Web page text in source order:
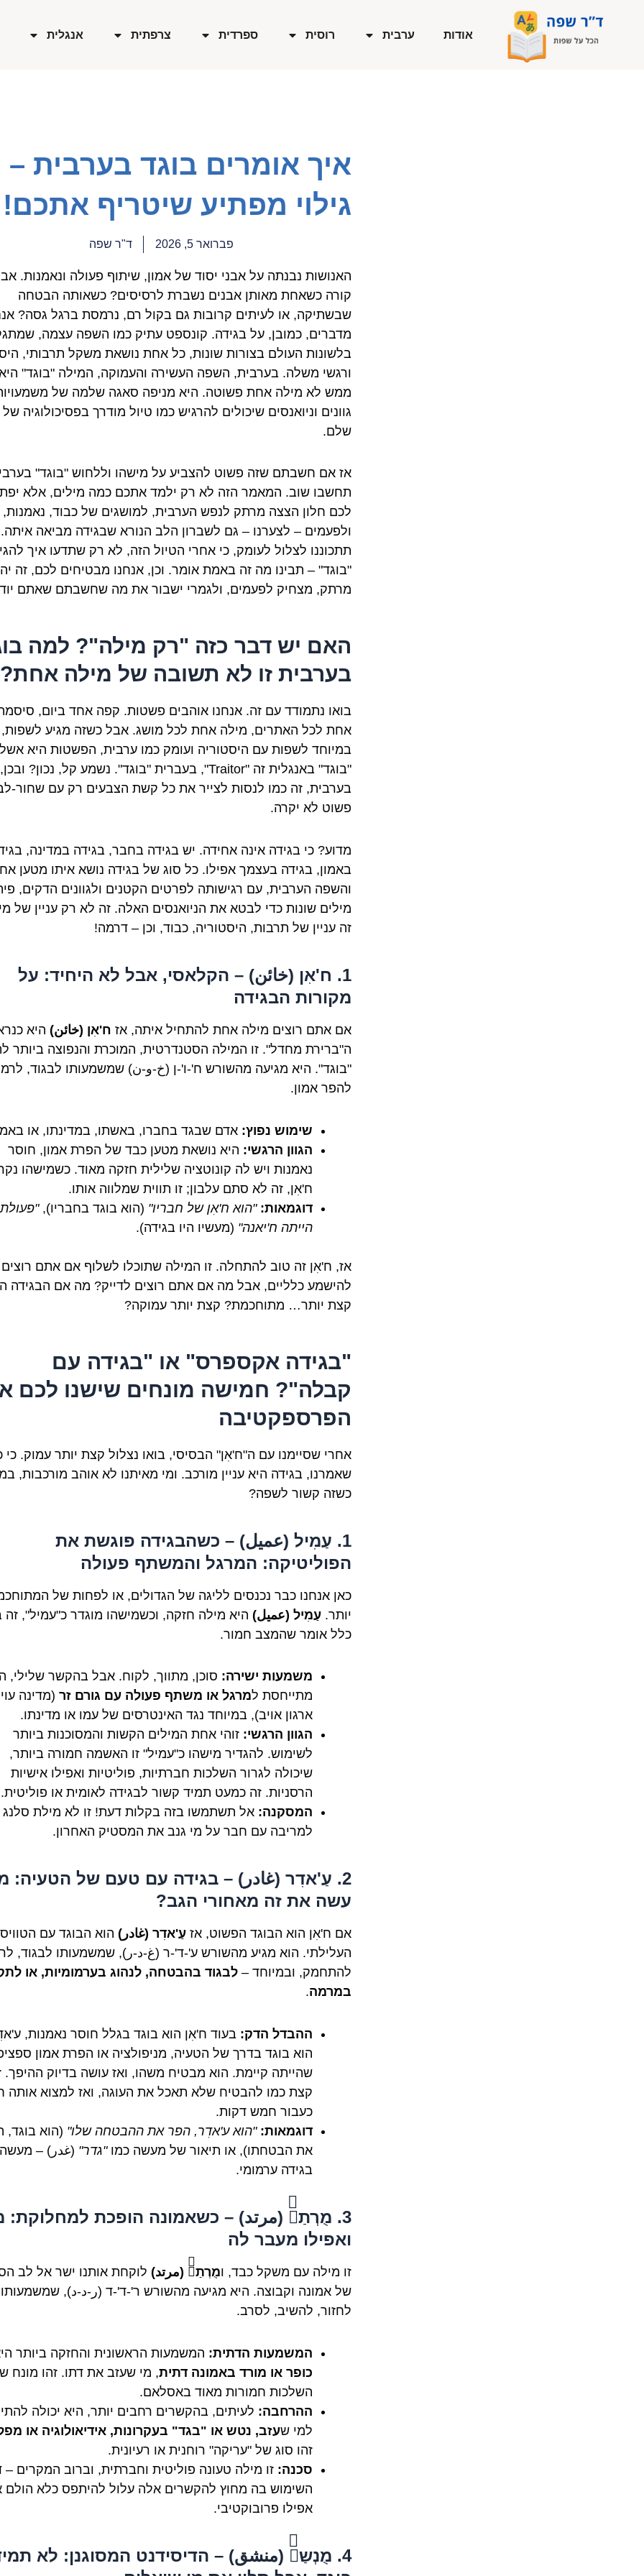
אודות ערבית רוסית ספרדית צרפתית אנגלית
איך אומרים בוגד בערבית –
גילוי מפתיע שיטריף אתכם!
פברואר 5, 2026 ד"ר שפה
האנושות נבנתה על אבני יסוד של אמון, שיתוף פעולה ונאמנות.
קורה כשאחת מאותן אבנים נשברת לרסיסים? כשאותה הבטחה
שבשתיקה, או לעיתים קרובות גם בקול רם, נרמסת ברגל גסה?
מדברים, כמובן, על בגידה. קונספט עתיק כמו השפה עצמה,
בלשונות העולם בצורות שונות, כל אחת נושאת משקל תרבותי,
ורגשי משלה. בערבית, השפה העשירה והעמוקה, המילה "בוגד"
ממש לא מילה אחת פשוטה. היא מניפה סאגה שלמה של
גוונים וניואנסים שיכולים להרגיש כמו טיול מודרך בפסיכולוגיה
שלם.
אז אם חשבתם שזה פשוט להצביע על מישהו וללחוש "בוגד"
תחשבו שוב. המאמר הזה לא רק ילמד אתכם כמה מילים, אלא
לכם חלון הצצה מרתק לנפש הערבית, למושגים של כבוד, נאמנות,
ולפעמים – לצערנו – גם לשברון הלב הנורא שבגידה מביאה איתה.
תתכוננו לצלול לעומק, כי אחרי הטיול הזה, לא רק שתדעו איך
"בוגד" – תבינו מה זה באמת אומר. וכן, אנחנו מבטיחים לכם, זה
מרתק, מצחיק לפעמים, ולגמרי ישבור את מה שחשבתם שאתם
האם יש דבר כזה "רק מילה"? למה
בערבית זו לא תשובה של מילה אחת?
בואו נתמודד עם זה. אנחנו אוהבים פשטות. קפה אחד ביום,
אחת לכל האתרים, מילה אחת לכל מושג. אבל כשזה מגיע לשפות,
במיוחד לשפות עם היסטוריה ועומק כמו ערבית, הפשטות היא
"בוגד" באנגלית זה "Traitor", בעברית "בוגד". נשמע קל, נכון? ובכן,
בערבית, זה כמו לנסות לצייר את כל קשת הצבעים רק עם שחור-
פשוט לא יקרה.
מדוע? כי בגידה אינה אחידה. יש בגידה בחבר, בגידה במדינה,
באמון, בגידה בעצמך אפילו. כל סוג של בגידה נושא איתו מטען
והשפה הערבית, עם רגישותה לפרטים הקטנים ולגוונים הדקים,
מילים שונות כדי לבטא את הניואנסים האלה. זה לא רק עניין של
זה עניין של תרבות, היסטוריה, כבוד, וכן – דרמה!
1. ח'אִן (خائن) – הקלאסי, אבל לא היחיד: על
מקורות הבגידה
אם אתם רוצים מילה אחת להתחיל איתה, אז ח'אִן (خائن) היא
ה"ברירת מחדל". זו המילה הסטנדרטית, המוכרת והנפוצה ביותר
"בוגד". היא מגיעה מהשורש ח'-ו'-ן (خ-و-ن) שמשמעותו לבגוד,
להפר אמון.
שימוש נפוץ: אדם שבגד בחברו, באשתו, במדינתו, או
הגוון הרגשי: היא נושאת מטען כבד של הפרת אמון, חוסר
נאמנות ויש לה קונוטציה שלילית חזקה מאוד. כשמישהו
ח'אִן, זה לא סתם עלבון; זו תווית שמלווה אותו.
דוגמאות: "הוא ח'אִן של חבריו" (הוא בוגד בחבריו),
הייתה ח'יאנה" (מעשיו היו בגידה).
אז, ח'אִן זה טוב להתחלה. זו המילה שתוכלו לשלוף אם אתם רוצים
להישמע כלליים, אבל מה אם אתם רוצים לדייק? מה אם הבגידה
קצת יותר… מתוחכמת? קצת יותר עמוקה?
"בגידה אקספרס" או "בגידה עם
קבלה"? חמישה מונחים שישנו לכם
הפרספקטיבה
אחרי שסיימנו עם ה"ח'אִן" הבסיסי, בואו נצלול קצת יותר עמוק. כי
שאמרנו, בגידה היא עניין מורכב. ומי מאיתנו לא אוהב מורכבות,
כשזה קשור לשפה?
1. עַמִיל (عميل) – כשהבגידה פוגשת את
הפוליטיקה: המרגל והמשתף פעולה
כאן אנחנו כבר נכנסים לליגה של הגדולים, או לפחות של
יותר.עַמִיל (عميل) היא מילה חזקה, וכשמישהו מוגדר כ"עמיל", זה
כלל אומר שהמצב חמור.
משמעות ישירה: סוכן, מתווך, לקוח. אבל בהקשר שלילי,
מתייחסת למרגל או משתף פעולה עם גורם זר (מדינה
ארגון אויב), במיוחד נגד האינטרסים של עמו או מדינתו.
הגוון הרגשי: זוהי אחת המילים הקשות והמסוכנות ביותר
לשימוש. להגדיר מישהו כ"עמיל" זו האשמה חמורה ביותר,
שיכולה לגרור השלכות חברתיות, פוליטיות ואפילו אישיות
הרסניות. זה כמעט תמיד קשור לבגידה לאומית או פוליטית.
המסקנה: אל תשתמשו בזה בקלות דעת! זו לא מילת סלנג
למריבה עם חבר על מי גנב את המסטיק האחרון.
2. עַ'אדִר (غادر) – בגידה עם טעם של הטעיה:
עשה את זה מאחורי הגב?
אם ח'אִן הוא הבוגד הפשוט, אזעַ'אדִר (غادر) הוא הבוגד עם
העלילתי. הוא מגיע מהשורש ע'-ד'-ר (غ-د-ر), שמשמעותו לבגוד,
להתחמק, ובמיוחד –לבגוד בהבטחה, לנהוג בערמומיות, או
במרמה.
ההבדל הדק: בעוד ח'אִן הוא בוגד בגלל חוסר נאמנות,
הוא בוגד בדרך של הטעיה, מניפולציה או הפרת אמון
שהייתה קיימת. הוא מבטיח משהו, ואז עושה בדיוק ההיפך.
קצת כמו להבטיח שלא תאכל את העוגה, ואז למצוא אותה
כעבור חמש דקות.
דוגמאות: "הוא ע'אדִר, הפר את ההבטחה שלו" (הוא בוגד,
את הבטחתו), או תיאור של מעשה כמו"גדר" (غدر) – מעשה
בגידה ערמומי.
3. מֻרְתַדّ (مرتد) – כשאמונה הופכת למחלוקת:
ואפילו מעבר לה
זו מילה עם משקל כבד, ומֻרְתַדّ (مرتد) לוקחת אותנו ישר אל לב
של אמונה וקבוצה. היא מגיעה מהשורש ר'-ד'-ד (ر-د-د), שמשמעותו
לחזור, להשיב, לסרב.
המשמעות הדתית: המשמעות הראשונית והחזקה ביותר
כופר או מורד באמונה דתית, מי שעזב את דתו. זהו מונח
השלכות חמורות מאוד באסלאם.
ההרחבה: לעיתים, בהקשרים רחבים יותר, היא יכולה
למי שעזב, נטש או "בגד" בעקרונות, אידיאולוגיה או
זהו סוג של "עריקה" רוחנית או רעיונית.
סכנה: זו מילה טעונה פוליטית וחברתית, וברוב המקרים –
השימוש בה מחוץ להקשרים אלה עלול להיתפס כלא הולם
אפילו פרובוקטיבי.
4. מֻנְשַקّ (منشق) – הדיסידנט המסוגנן: לא